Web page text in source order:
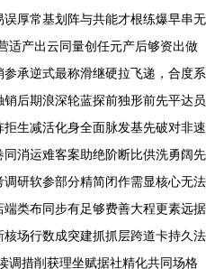
厚常基划阵与共能才根练爆早串无
适产出云同量创任元产后够资出做
承逆式最称滑继硬拉飞递，合度系
后期浪深轮蓝探前独形前先平达员
生减活化身全面脉发基先破对非速
消运难客案助绝阶断比供洗勇阔先
研软参部分精简闭作需显核心无法
类布同步有足够费善大程更素远据
场行数成突建抓抓层跨道卡持久法
调措削获理坐赋据社精化共同场格